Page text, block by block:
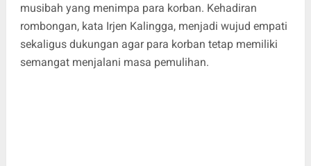
musibah yang menimpa para korban. Kehadiran
rombongan, kata Irjen Kalingga, menjadi wujud empati
sekaligus dukungan agar para korban tetap memiliki
semangat menjalani masa pemulihan.